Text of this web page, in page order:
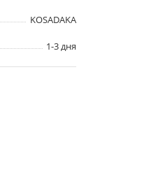
KOSADAKA
1-3 дня